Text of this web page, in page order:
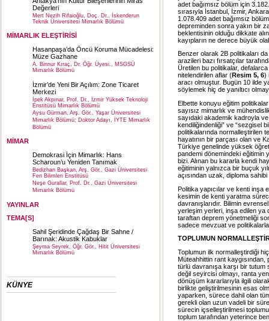
Değerleri
Mert Nezih Rifaioğlu, Doç. Dr., İskenderun
Teknik Üniversitesi Mimarlık Bölümü
MİMARLIK ELEŞTİRİSİ
Hasanpaşa’da Öncü Koruma Mücadelesi:
Müze Gazhane
A. Binnur Kıraç, Dr. Öğr. Üyesi., MSGSÜ
Mimarlık Bölümü
İzmir’de Yeni Bir Açılım: Zone Ticaret
Merkezi
İpek Akpınar, Prof. Dr., İzmir Yüksek Teknoloji
Enstitüsü Mimarlık Bölümü
Aysu Gürman, Arş. Gör., Yaşar Üniversitesi
Mimarlık Bölümü; Doktor Adayı, İYTE Mimarlık
Bölümü
MİMAR
Demokrasi İçin Mimarlık: Hans
Scharoun’u Yeniden Tanımak
Bedizhan Başkan, Arş. Gör., Gazi Üniversitesi
Fen Bilimleri Enstitüsü
Neşe Gurallar, Prof. Dr., Gazi Üniversitesi
Mimarlık Bölümü
YAYINLAR
TEMA[S]
Sahil Şeridinde Çağdaş Bir Sahne /
Barınak: Akustik Kabuklar
Şeyma Seyrek, Öğr. Gör., Hitit Üniversitesi
Mimarlık Bölümü
KÜNYE
adet bağımsız bölüm için
sırasıyla İstanbul, İzmir,
1.078.409 adet bağımsız
depreminden sonra yakın bir
beklentisinin olduğu dikkate
kayıpların ne derece büyük
Benzer olarak 2B politikaları
arazileri bazı fırsatçılar
Üretilen bu politikalar,
nitelendirilen aflar (Resim 5, 6)
aracı olmuştur. Bugün 10 ilde
söylemek hiç de yanıltıcı
Elbette konuyu eğitim
sayısız mimarlık ve
sayıdaki akademik kadroyla ve
kendiliğindenliği” ve “sezgisel
politikalarında normalleştirilen
hayatının bir parçası olan ve
Türkiye genelinde yüksek
pandemi dönemindeki eğitimin
bizi. Alınan bu kararla kendi
eğitiminin yalnızca bir buçuk
açısından uzak, diploma
Politika yapıcılar ve kenti inşa
kesimin de kenti yaratma
davranışlarıdır. Bilimin
yerleşim yerleri, inşa edilen ya
taraftan deprem yönetmeliği
sadece mevzuat ve politikalarla
TOPLUMUN
Toplumun ilk normalleştirdiği
Müteahhittin rant
türlü davranışa karşı bir
değil seyircisi olmayı, ranta
dönüşüm kararlarıyla ilgili
birlikte geliştirilmesinin esas
yaparken, sürece dahil olan
gerekli olan uzun vadeli bir
sürecin içselleştirilmesi
toplum tarafından yeterince